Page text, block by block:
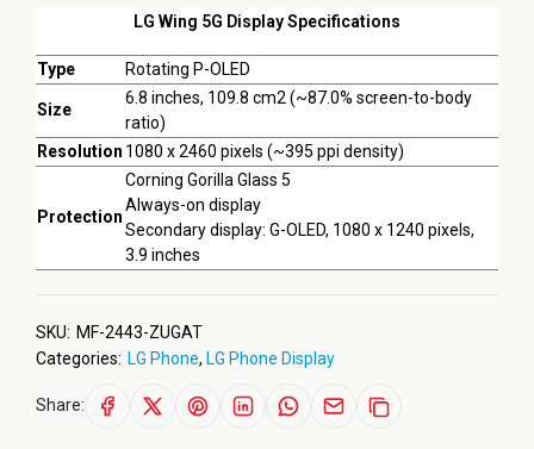
LG Wing 5G Display Specifications
Type Rotating P-OLED
Size
6.8 inches, 109.8 cm2 (~87.0% screen-to-body
ratio)
Resolution 1080 x 2460 pixels (~395 ppi density)
Protection
Corning Gorilla Glass 5
Always-on display
Secondary display: G-OLED, 1080 x 1240 pixels,
3.9 inches
SKU: MF-2443-ZUGAT
Categories: LG Phone, LG Phone Display
Share: